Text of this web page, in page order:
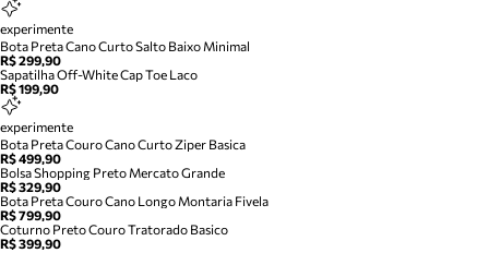
experimente
Bota Preta Cano Curto Salto Baixo Minimal
R$ 299,90
Sapatilha Off-White Cap Toe Laco
R$ 199,90
experimente
Bota Preta Couro Cano Curto Ziper Basica
R$ 499,90
Bolsa Shopping Preto Mercato Grande
R$ 329,90
Bota Preta Couro Cano Longo Montaria Fivela
R$ 799,90
Coturno Preto Couro Tratorado Basico
R$ 399,90